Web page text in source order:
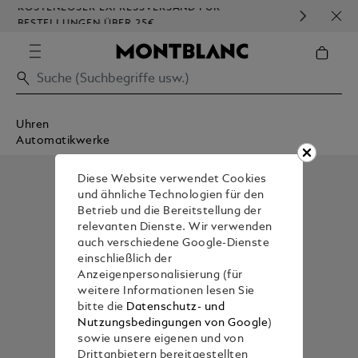
KOSTENLOSER EXPRESSVERSAND FÜR
BESTELLUNGEN ÜBER 25€
Uhren
Automatikwerke
Diese Website verwendet Cookies
und ähnliche Technologien für den
Betrieb und die Bereitstellung der
relevanten Dienste. Wir verwenden
auch verschiedene Google-Dienste
einschließlich der
Anzeigenpersonalisierung (für
weitere Informationen lesen Sie
bitte die Datenschutz- und
Nutzungsbedingungen von Google)
sowie unsere eigenen und von
Drittanbietern bereitgestellten